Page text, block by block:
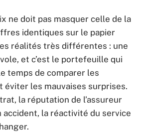
ne doit pas masquer celle de la
identiques sur le papier
réalités très différentes : une
et c’est le portefeuille qui
temps de comparer les
éviter les mauvaises surprises.
la réputation de l’assureur
accident, la réactivité du service